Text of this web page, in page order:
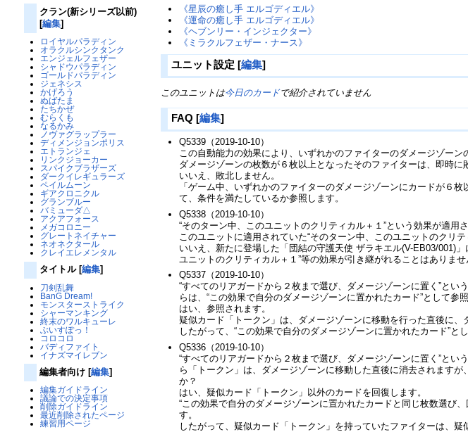
クラン(新シリーズ以前)
[編集]
ロイヤルパラディン
オラクルシンクタンク
エンジェルフェザー
シャドウパラディン
ゴールドパラディン
ジェネシス
かげろう
ぬばたま
たちかぜ
むらくも
なるかみ
ノヴァグラップラー
ディメンジョンポリス
エトランジェ
リンクジョーカー
スパイクブラザーズ
ダークイレギュラーズ
ペイルムーン
ギアクロニクル
グランブルー
バミューダ△
アクアフォース
メガコロニー
グレートネイチャー
ネオネクタール
クレイエレメンタル
タイトル [編集]
刀剣乱舞
BanG Dream!
モンスターストライク
シャーマンキング
終末のワルキューレ
ぶいすぽっ！
コロコロ
バディファイト
イナズマイレブン
編集者向け [編集]
編集ガイドライン
議論での決定事項
削除ガイドライン
最近削除されたページ
練習用ページ
《星辰の癒し手 エルゴディエル》
《運命の癒し手 エルゴディエル》
《ヘブンリー・インジェクター》
《ミラクルフェザー・ナース》
ユニット設定 [編集]
このユニットは今日のカードで紹介されていません
FAQ [編集]
Q5339（2019-10-10）
この自動能力の効果により、いずれかのファイターのダメージゾーン
ダメージゾーンの枚数が６枚以上となったそのファイターは、即時に
いいえ、敗北しません。
「ゲーム中、いずれかのファイターのダメージゾーンにカードが６
て、条件を満たしているか参照します。
Q5338（2019-10-10）
“そのターン中、このユニットのクリティカル＋１”という効果が適
このユニットに適用されていた“そのターン中、このユニットのクリ
いいえ、新たに登場した「団結の守護天使 ザラキエル(V-EB03/001)
ユニットのクリティカル＋１”等の効果が引き継がれることはありませ
Q5337（2019-10-10）
“すべてのリアガードから２枚まで選び、ダメージゾーンに置く”と
らは、“この効果で自分のダメージゾーンに置かれたカード”として参
はい、参照されます。
疑似カード「トークン」は、ダメージゾーンに移動を行った直後に、
したがって、“この効果で自分のダメージゾーンに置かれたカード”と
Q5336（2019-10-10）
“すべてのリアガードから２枚まで選び、ダメージゾーンに置く”と
ら「トークン」は、ダメージゾーンに移動した直後に消去されます
か？
はい、疑似カード「トークン」以外のカードを回復します。
“この効果で自分のダメージゾーンに置かれたカードと同じ枚数選び
す。
したがって、疑似カード「トークン」を持っていたファイターは、